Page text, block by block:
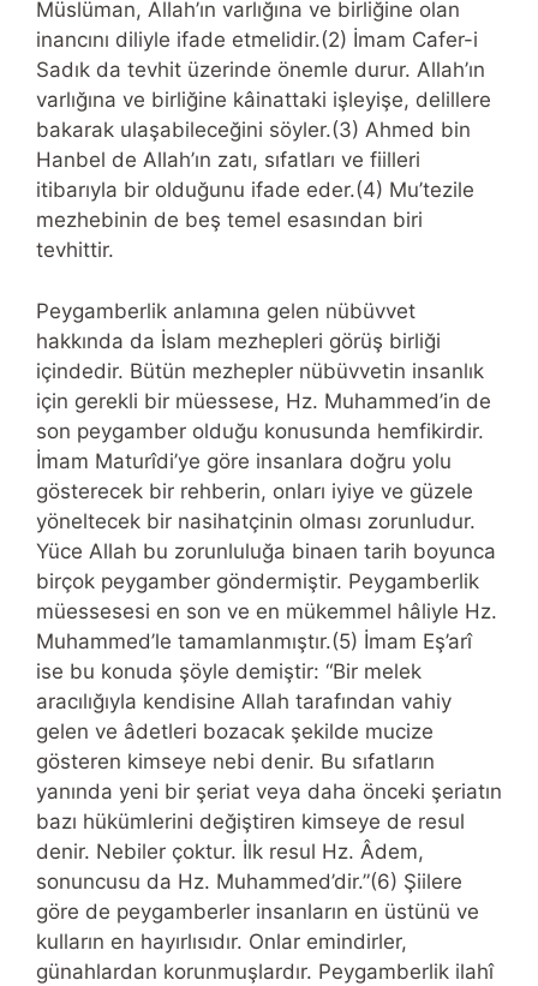
Müslüman, Allah’ın varlığına ve birliğine olan
inancını diliyle ifade etmelidir.(2) İmam Cafer-i
Sadık da tevhit üzerinde önemle durur. Allah’ın
varlığına ve birliğine kâinattaki işleyişe, delillere
bakarak ulaşabileceğini söyler.(3) Ahmed bin
Hanbel de Allah’ın zatı, sıfatları ve fiilleri
itibarıyla bir olduğunu ifade eder.(4) Mu’tezile
mezhebinin de beş temel esasından biri
tevhittir.
Peygamberlik anlamına gelen nübüvvet
hakkında da İslam mezhepleri görüş birliği
içindedir. Bütün mezhepler nübüvvetin insanlık
için gerekli bir müessese, Hz. Muhammed’in de
son peygamber olduğu konusunda hemfikirdir.
İmam Maturîdi’ye göre insanlara doğru yolu
gösterecek bir rehberin, onları iyiye ve güzele
yöneltecek bir nasihatçinin olması zorunludur.
Yüce Allah bu zorunluluğa binaen tarih boyunca
birçok peygamber göndermiştir. Peygamberlik
müessesesi en son ve en mükemmel hâliyle Hz.
Muhammed’le tamamlanmıştır.(5) İmam Eş’arî
ise bu konuda şöyle demiştir: “Bir melek
aracılığıyla kendisine Allah tarafından vahiy
gelen ve âdetleri bozacak şekilde mucize
gösteren kimseye nebi denir. Bu sıfatların
yanında yeni bir şeriat veya daha önceki şeriatın
bazı hükümlerini değiştiren kimseye de resul
denir. Nebiler çoktur. İlk resul Hz. Âdem,
sonuncusu da Hz. Muhammed’dir.”(6) Şiilere
göre de peygamberler insanların en üstünü ve
kulların en hayırlısıdır. Onlar emindirler,
günahlardan korunmuşlardır. Peygamberlik ilahî